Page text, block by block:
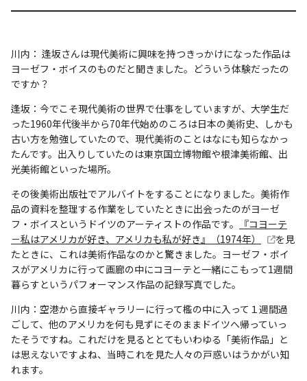
川内： 逢坂さんは現代美術に興味を持つきっかけになった作品は
ヨーゼフ・ボイスのものだと聞きました。どういう体験だったの
ですか？
逢坂：今でこそ現代美術の世界で仕事をしていますが、大学生だ
った1960年代後半から70年代始めのころは日本の美術史、しかも
古い方を勉強していたので、現代美術のことはなにも知らなかっ
たんです。出入りしていたのは東京国立博物館や根津美術館、出
光美術館といった場所。
その後美術出版社でアルバイトをすることになりました。美術作
品の資料を整理する作業をしていたときに出会ったのがヨーゼ
フ・ボイスというドイツのアーティストの作品です。
『コヨーテ
－私はアメリカが好き、アメリカも私が好き』（1974年）
を見
たときに、これは美術作品なのかと驚きました。ヨーゼフ・ボイ
スがアメリカに行って画廊の中にコヨーテと一緒にこもって1週間
暮らすというパフォーマンス作品の記録写真でした。
川内：空港から直接ギャラリーに行って檻の中に入って１週間過
ごして、他のアメリカを何も見ずにそのままドイツへ帰っていっ
たそうですね。これだけを見るととてもいわゆる「美術作品」と
は思えないですよね、当時これを見た人々の戸惑いはうかがい知
れます。